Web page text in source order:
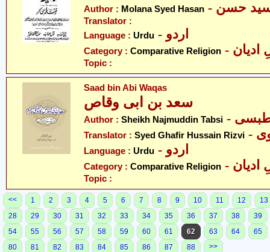
Author : Molana Syed Hasan سید حسن
Translator :
Language : Urdu - اردو
Category : Comparative Religion ادیان
Topic :
Saad bin Abi Waqas
سعد بن ابی وقاص
Author : Sheikh Najmuddin Tabsi طبسی
Translator : Syed Ghafir Hussain Rizvi
Language : Urdu - اردو
Category : Comparative Religion ادیان
Topic :
<< 1 2 3 4 5 6 7 8 9 10 11 12
13
28
29 30 31 32 33 34 35 36 37 38
39
54
55 56 57 58 59 60 61 62 63 64
65
80
81 82 83 84 85 86 87 88 >>